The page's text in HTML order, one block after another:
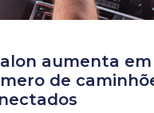
aumenta em
de